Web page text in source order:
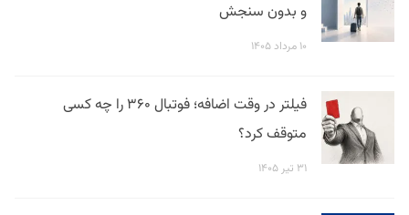
و بدون سنجش
۱۰ مرداد ۱۴۰۵
فیلتر در وقت اضافه؛ فوتبال ۳۶۰ را چه کسی
متوقف کرد؟
۳۱ تیر ۱۴۰۵